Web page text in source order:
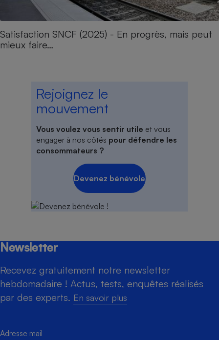
Satisfaction SNCF (2025) - En progrès, mais peut
mieux faire…
Rejoignez le
mouvement
Vous voulez vous sentir utile et vous
engager à nos côtés pour défendre les
consommateurs ?
Devenez bénévole
Newsletter
Recevez gratuitement notre newsletter
hebdomadaire ! Actus, tests, enquêtes réalisés
par des experts. En savoir plus
Adresse mail